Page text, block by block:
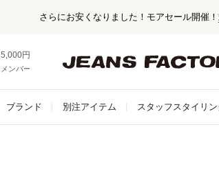
5,000円以上お買い上げで送料無料！
メンバー登録でお得な情報をゲット。さらに詳しく
ブランド 別注アイテム スタッフスタイリ